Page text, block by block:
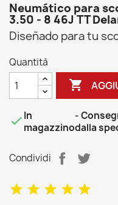
Neumático para
3.50 - 8 46J TT
Diseñado para tu
Quantità

In
magazzino
-
dalla
Condividi